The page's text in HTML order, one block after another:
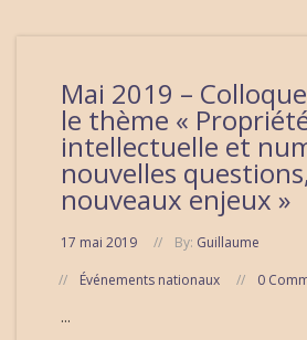
Mai 2019 –
le thème «
intellectuelle et
nouvelles
nouveaux enjeux »
17 mai 2019 By: Guillaume
Événements nationaux
0
...